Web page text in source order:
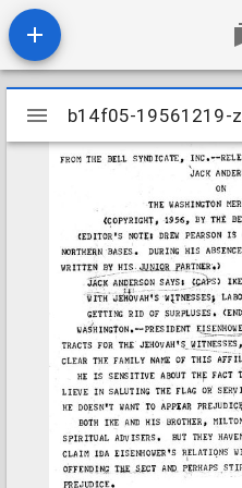
Mirador
viewer
b14f05-19561219-z
b14f05-19561219-z